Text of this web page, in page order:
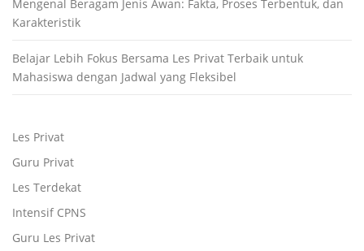
Mengenal Beragam Jenis Awan: Fakta, Proses Terbentuk, dan
Karakteristik
Belajar Lebih Fokus Bersama Les Privat Terbaik untuk
Mahasiswa dengan Jadwal yang Fleksibel
Les Privat
Guru Privat
Les Terdekat
Intensif CPNS
Guru Les Privat